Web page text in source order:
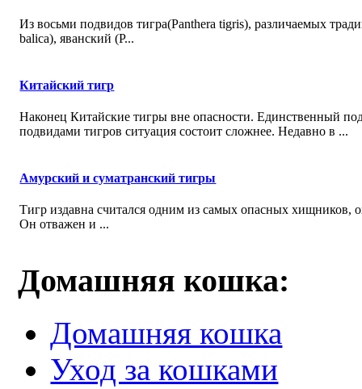
Из восьми подвидов тигра(Panthera tigris), различаемых
balica), яванский (P...
Китайский тигр
Наконец Китайские тигры вне опасности. Единственный
подвидами тигров ситуация состоит сложнее. Недавно в ...
Амурский и суматранский тигры
Тигр издавна считался одним из самых опасных хищников,
Он отважен и ...
Домашняя кошка:
Домашняя кошка
Уход за кошками